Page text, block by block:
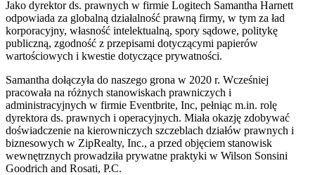
Jako dyrektor ds. prawnych w firmie Logitech Samantha Harnett
odpowiada za globalną działalność prawną firmy, w tym za ład
korporacyjny, własność intelektualną, spory sądowe, politykę
publiczną, zgodność z przepisami dotyczącymi papierów
wartościowych i kwestie dotyczące prywatności.
Samantha dołączyła do naszego grona w 2020 r. Wcześniej
pracowała na różnych stanowiskach prawniczych i
administracyjnych w firmie Eventbrite, Inc, pełniąc m.in. rolę
dyrektora ds. prawnych i operacyjnych. Miała okazję zdobywać
doświadczenie na kierowniczych szczeblach działów prawnych i
biznesowych w ZipRealty, Inc., a przed objęciem stanowisk
wewnętrznych prowadziła prywatne praktyki w Wilson Sonsini
Goodrich and Rosati, P.C.